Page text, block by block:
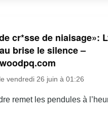
cr*sse de niaisage»:
brise le silence –
vendredi 26 juin à 01:26
remet les pendules à